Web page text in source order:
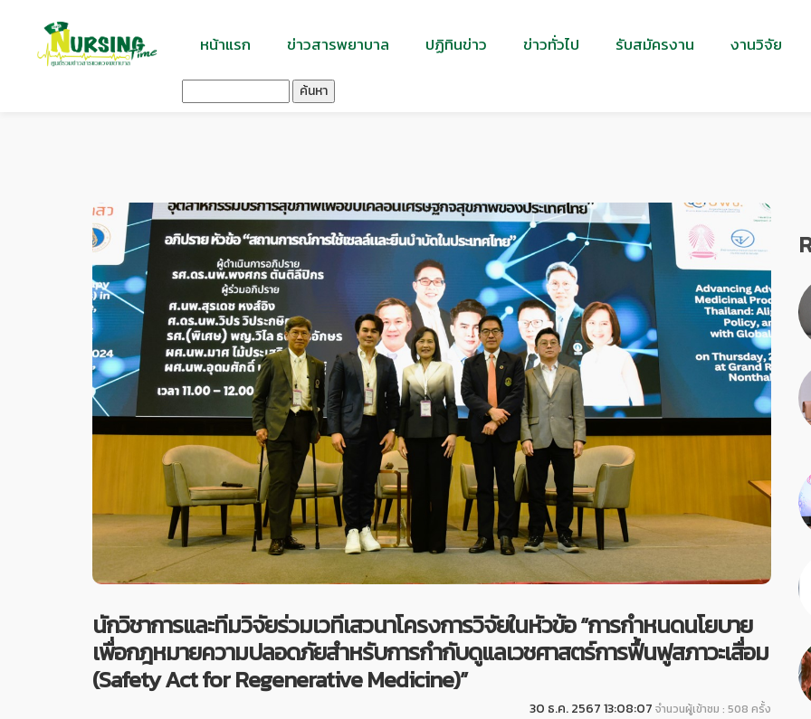
หน้าแรก ข่าวสารพยาบาล ปฏิทินข่าว ข่าวทั่วไป รับสมัครงาน งานวิจัย
ค้นหา
นักวิชาการและทีมวิจัยร่วมเวทีเสวนาโครงการวิจัยในหัวข้อ “การกำหนดนโยบาย
เพื่อกฎหมายความปลอดภัยสำหรับการกำกับดูแลเวชศาสตร์การฟื้นฟูสภาวะเสื่อม
(Safety Act for Regenerative Medicine)”
30 ธ.ค. 2567 13:08:07 จำนวนผู้เข้าชม : 508 ครั้ง